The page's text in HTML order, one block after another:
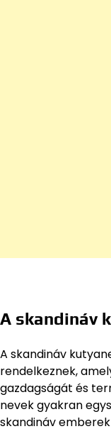
A skandináv
A skandináv
rendelkeznek,
gazdagságát és
nevek gyakran
skandináv